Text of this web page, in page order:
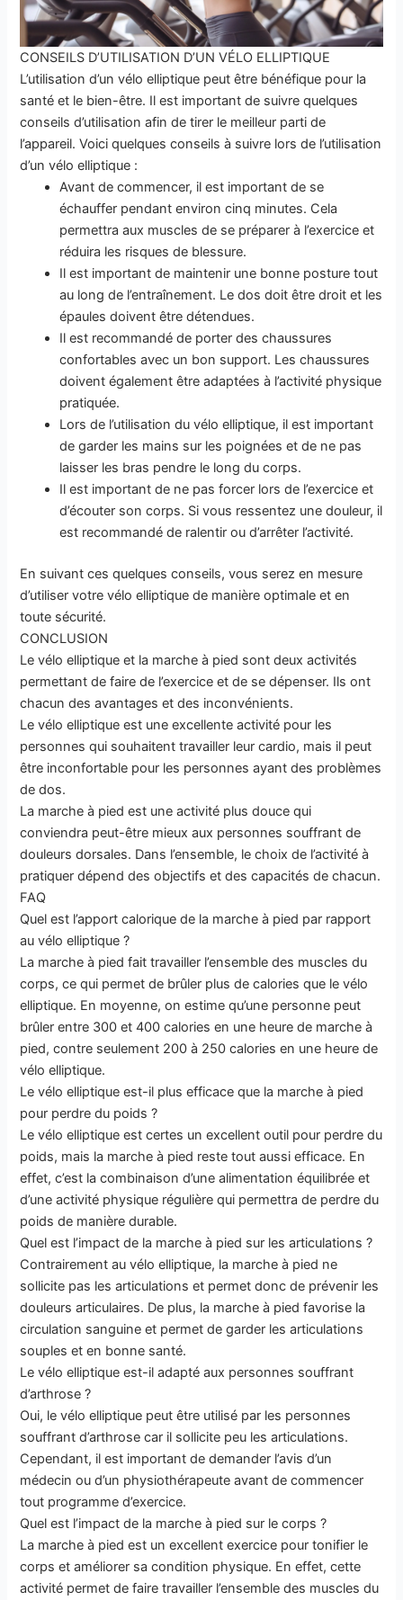
CONSEILS D’UTILISATION D’UN VÉLO ELLIPTIQUE
L’utilisation d’un vélo elliptique peut être bénéfique pour la
santé et le bien-être. Il est important de suivre quelques
conseils d’utilisation afin de tirer le meilleur parti de
l’appareil. Voici quelques conseils à suivre lors de l’utilisation
d’un vélo elliptique :
Avant de commencer, il est important de se
échauffer pendant environ cinq minutes. Cela
permettra aux muscles de se préparer à l’exercice et
réduira les risques de blessure.
Il est important de maintenir une bonne posture tout
au long de l’entraînement. Le dos doit être droit et les
épaules doivent être détendues.
Il est recommandé de porter des chaussures
confortables avec un bon support. Les chaussures
doivent également être adaptées à l’activité physique
pratiquée.
Lors de l’utilisation du vélo elliptique, il est important
de garder les mains sur les poignées et de ne pas
laisser les bras pendre le long du corps.
Il est important de ne pas forcer lors de l’exercice et
d’écouter son corps. Si vous ressentez une douleur, il
est recommandé de ralentir ou d’arrêter l’activité.
En suivant ces quelques conseils, vous serez en mesure
d’utiliser votre vélo elliptique de manière optimale et en
toute sécurité.
CONCLUSION
Le vélo elliptique et la marche à pied sont deux activités
permettant de faire de l’exercice et de se dépenser. Ils ont
chacun des avantages et des inconvénients.
Le vélo elliptique est une excellente activité pour les
personnes qui souhaitent travailler leur cardio, mais il peut
être inconfortable pour les personnes ayant des problèmes
de dos.
La marche à pied est une activité plus douce qui
conviendra peut-être mieux aux personnes souffrant de
douleurs dorsales. Dans l’ensemble, le choix de l’activité à
pratiquer dépend des objectifs et des capacités de chacun.
FAQ
Quel est l’apport calorique de la marche à pied par rapport
au vélo elliptique ?
La marche à pied fait travailler l’ensemble des muscles du
corps, ce qui permet de brûler plus de calories que le vélo
elliptique. En moyenne, on estime qu’une personne peut
brûler entre 300 et 400 calories en une heure de marche à
pied, contre seulement 200 à 250 calories en une heure de
vélo elliptique.
Le vélo elliptique est-il plus efficace que la marche à pied
pour perdre du poids ?
Le vélo elliptique est certes un excellent outil pour perdre du
poids, mais la marche à pied reste tout aussi efficace. En
effet, c’est la combinaison d’une alimentation équilibrée et
d’une activité physique régulière qui permettra de perdre du
poids de manière durable.
Quel est l’impact de la marche à pied sur les articulations ?
Contrairement au vélo elliptique, la marche à pied ne
sollicite pas les articulations et permet donc de prévenir les
douleurs articulaires. De plus, la marche à pied favorise la
circulation sanguine et permet de garder les articulations
souples et en bonne santé.
Le vélo elliptique est-il adapté aux personnes souffrant
d’arthrose ?
Oui, le vélo elliptique peut être utilisé par les personnes
souffrant d’arthrose car il sollicite peu les articulations.
Cependant, il est important de demander l’avis d’un
médecin ou d’un physiothérapeute avant de commencer
tout programme d’exercice.
Quel est l’impact de la marche à pied sur le corps ?
La marche à pied est un excellent exercice pour tonifier le
corps et améliorer sa condition physique. En effet, cette
activité permet de faire travailler l’ensemble des muscles du